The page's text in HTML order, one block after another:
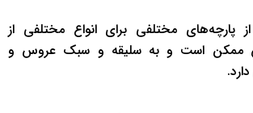
پارچه‌های مختلفی برای انواع مختلفی از
ممکن است و به سلیقه و سبک عروس و